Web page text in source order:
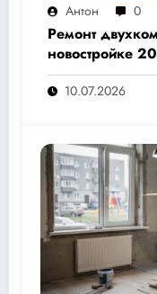
Антон 0
Ремонт
новостройке
скрытые
назовут
10.07.2026